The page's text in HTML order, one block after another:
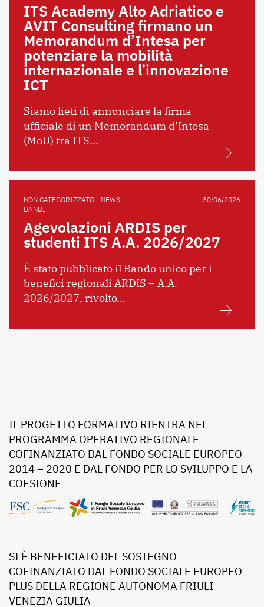
ITS Academy Alto Adriatico e
AVIT Consulting firmano un
Memorandum d’Intesa per
potenziare la mobilità
internazionale e l’innovazione
ICT
Siamo lieti di annunciare la firma
ufficiale di un Memorandum d’Intesa
(MoU) tra ITS...
NON CATEGORIZZATO - NEWS -
BANDI
30/06/2026
Agevolazioni ARDIS per
studenti ITS A.A. 2026/2027
È stato pubblicato il Bando unico per i
benefici regionali ARDIS – A.A.
2026/2027, rivolto...
IL PROGETTO FORMATIVO RIENTRA NEL
PROGRAMMA OPERATIVO REGIONALE
COFINANZIATO DAL FONDO SOCIALE EUROPEO
2014 – 2020 E DAL FONDO PER LO SVILUPPO E LA
COESIONE
SI È BENEFICIATO DEL SOSTEGNO
COFINANZIATO DAL FONDO SOCIALE EUROPEO
PLUS DELLA REGIONE AUTONOMA FRIULI
VENEZIA GIULIA